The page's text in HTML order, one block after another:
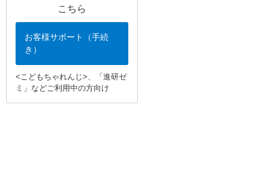
こちら
お客様サポート（手続
き）
<こどもちゃれんじ>、「進研ゼ
ミ」などご利用中の方向け